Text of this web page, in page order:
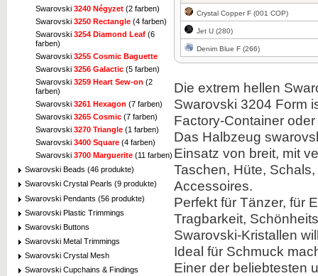
Swarovski 3240 Négyzet (2 farben)
Swarovski 3250 Rectangle (4 farben)
Swarovski 3254 Diamond Leaf (6
farben)
Swarovski 3255 Cosmic Baguette
Swarovski 3256 Galactic (5 farben)
Swarovski 3259 Heart Sew-on (2
farben)
Swarovski 3261 Hexagon (7 farben)
Swarovski 3265 Cosmic (7 farben)
Swarovski 3270 Triangle (1 farben)
Swarovski 3400 Square (4 farben)
Swarovski 3700 Marguerite (11 farben)
Swarovski Beads (46 produkte)
Swarovski Crystal Pearls (9 produkte)
Swarovski Pendants (56 produkte)
Swarovski Plastic Trimmings
Swarovski Buttons
Swarovski Metal Trimmings
Swarovski Crystal Mesh
Swarovski Cupchains & Findings
Crystal Copper F (001 COP)
Jet U (280)
Denim Blue F (266)
Die extrem hellen
Swarovski 3204 Form
Factory-Container
Das Halbzeug
Einsatz von breit, mit
Taschen, Hüte,
Accessoires.
Perfekt für Tänzer, für
Tragbarkeit,
Swarovski-Kristallen
Ideal für Schmuck
Einer der beliebtesten